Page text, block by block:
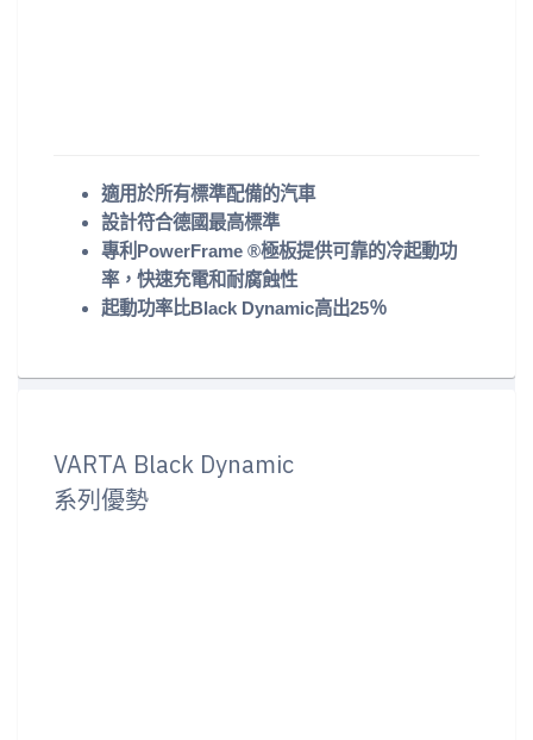
適用於所有標準配備的汽車
設計符合德國最高標準
專利PowerFrame ®極板提供可靠的冷起動功
率，快速充電和耐腐蝕性
起動功率比Black Dynamic高出25％
VARTA Black Dynamic
系列優勢